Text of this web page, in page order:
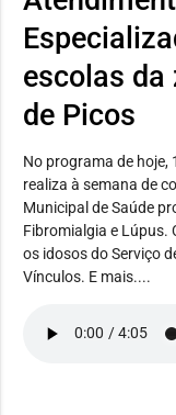
escolas da
de Picos
No programa de hoje,
realiza à semana de
Municipal de Saúde
Fibromialgia e Lúpus.
os idosos do Serviço
Vínculos. E mais....